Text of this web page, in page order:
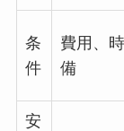
条
件
費用、
備
安